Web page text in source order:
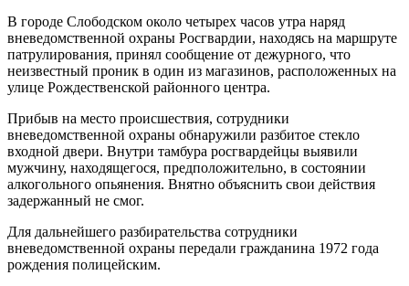
В городе Слободском около четырех часов утра наряд
вневедомственной охраны Росгвардии, находясь на маршруте
патрулирования, принял сообщение от дежурного, что
неизвестный проник в один из магазинов, расположенных на
улице Рождественской районного центра.
Прибыв на место происшествия, сотрудники
вневедомственной охраны обнаружили разбитое стекло
входной двери. Внутри тамбура росгвардейцы выявили
мужчину, находящегося, предположительно, в состоянии
алкогольного опьянения. Внятно объяснить свои действия
задержанный не смог.
Для дальнейшего разбирательства сотрудники
вневедомственной охраны передали гражданина 1972 года
рождения полицейским.